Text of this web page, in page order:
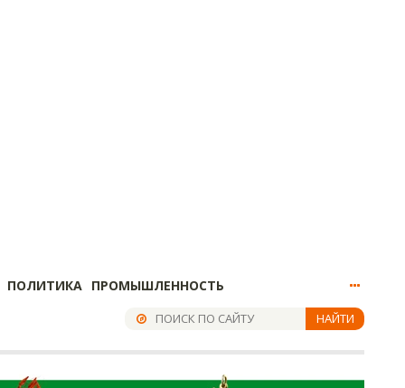
ПОЛИТИКА ПРОМЫШЛЕННОСТЬ
НАЙТИ